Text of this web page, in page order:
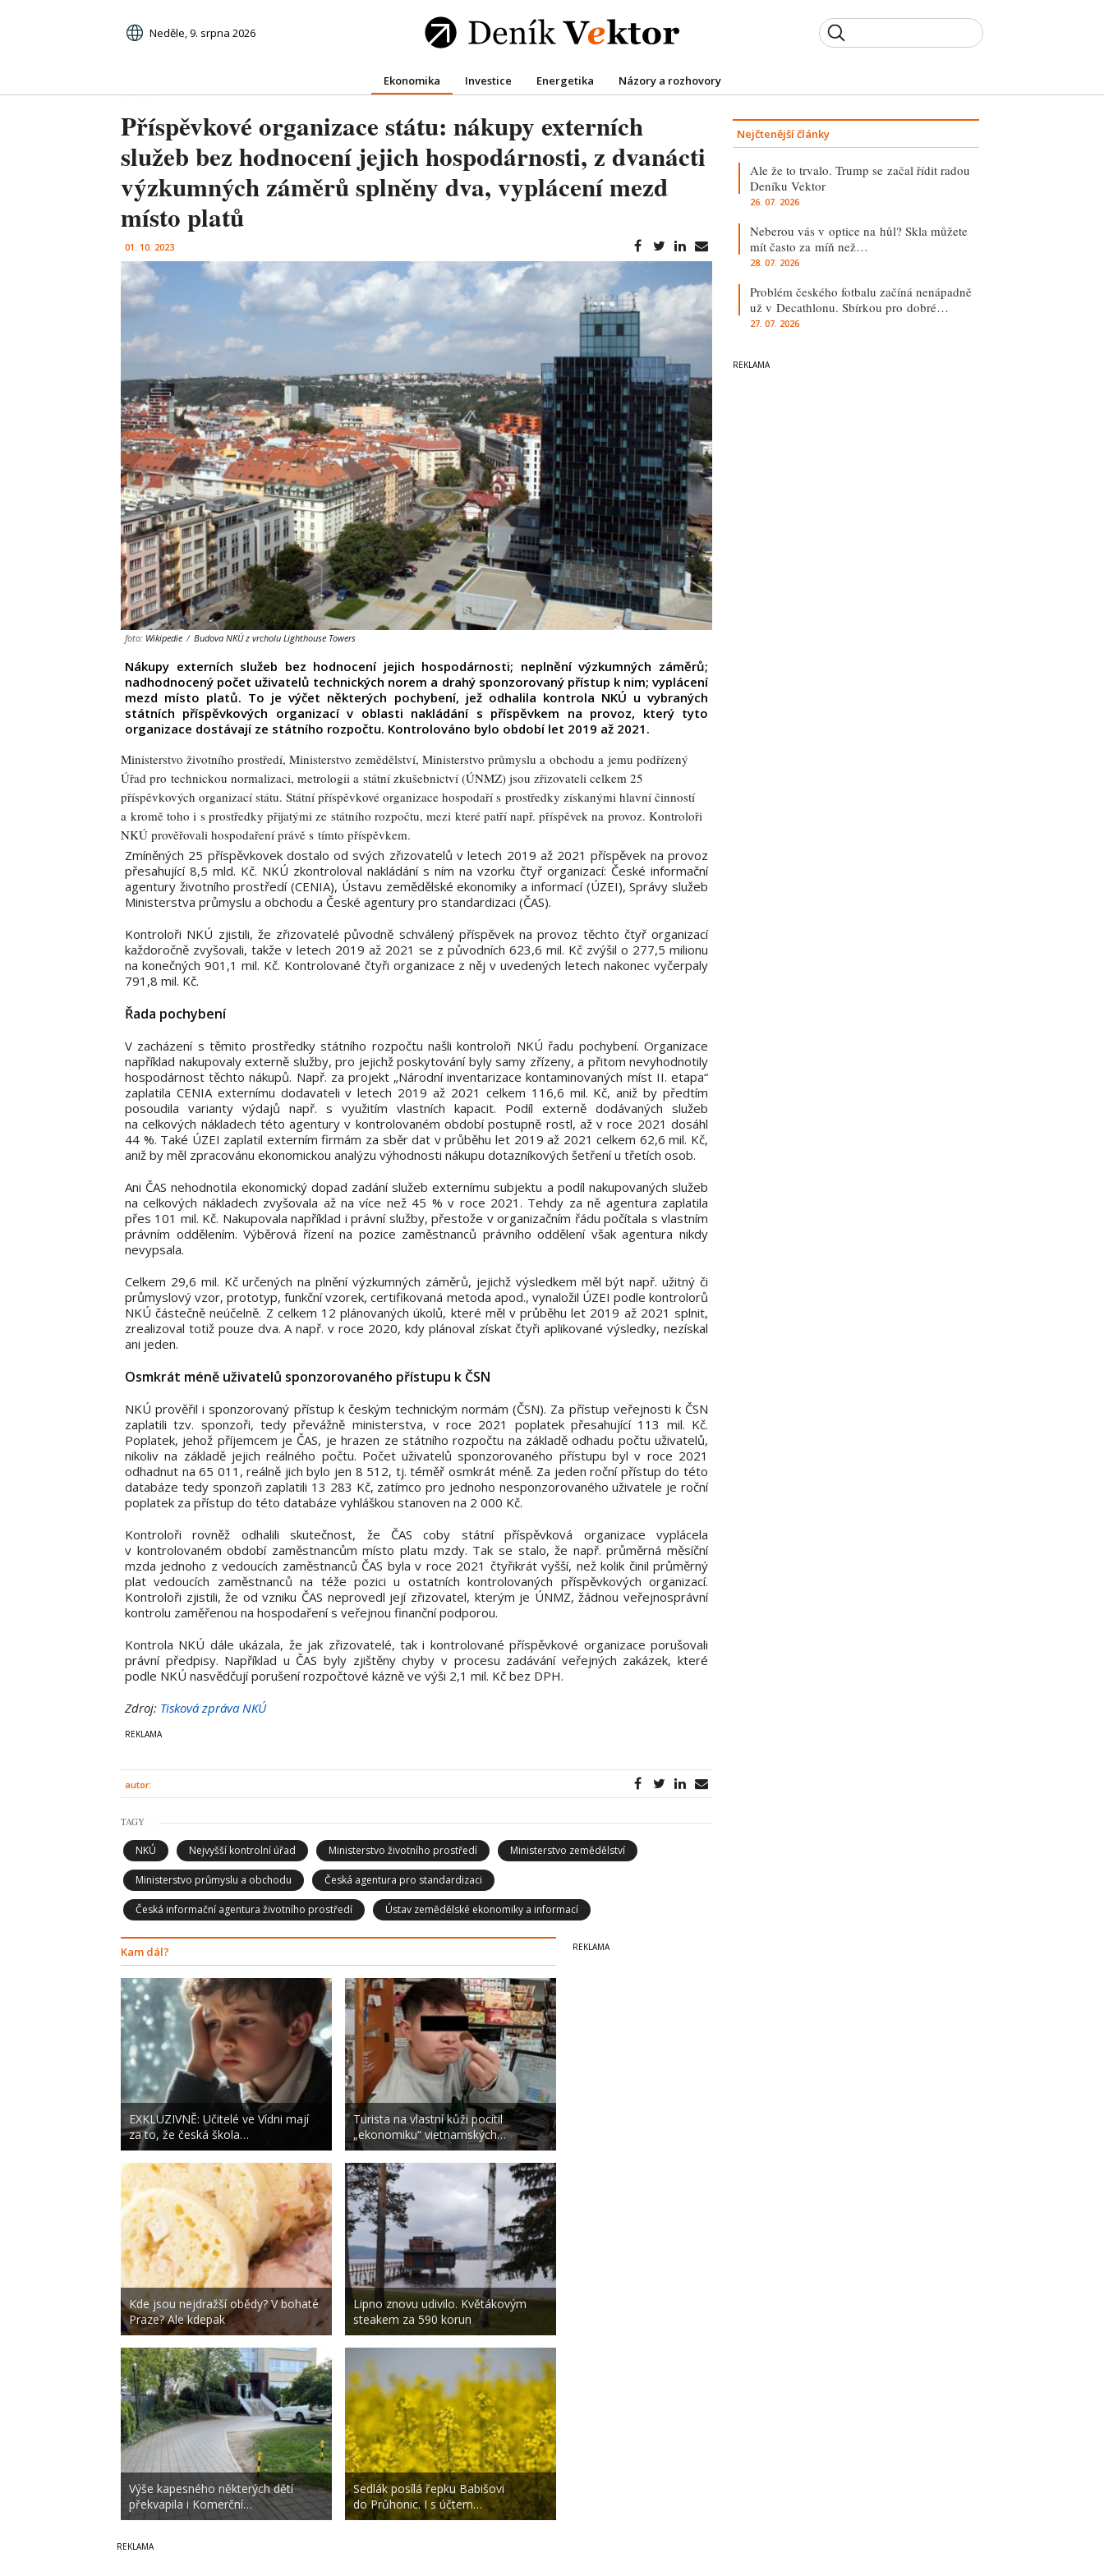
Neděle, 9. srpna 2026
Ekonomika Investice Energetika Názory a rozhovory
Příspěvkové organizace státu: nákupy externích
služeb bez hodnocení jejich hospodárnosti, z dvanácti
výzkumných záměrů splněny dva, vyplácení mezd
místo platů
01. 10. 2023
foto: Wikipedie / Budova NKÚ z vrcholu Lighthouse Towers
Nákupy externích služeb bez hodnocení jejich hospodárnosti; neplnění výzkumných záměrů;
nadhodnocený počet uživatelů technických norem a drahý sponzorovaný přístup k nim; vyplácení
mezd místo platů. To je výčet některých pochybení, jež odhalila kontrola NKÚ u vybraných
státních příspěvkových organizací v oblasti nakládání s příspěvkem na provoz, který tyto
organizace dostávají ze státního rozpočtu. Kontrolováno bylo období let 2019 až 2021.
Ministerstvo životního prostředí, Ministerstvo zemědělství, Ministerstvo průmyslu a obchodu a jemu podřízený
Úřad pro technickou normalizaci, metrologii a státní zkušebnictví (ÚNMZ) jsou zřizovateli celkem 25
příspěvkových organizací státu. Státní příspěvkové organizace hospodaří s prostředky získanými hlavní činností
a kromě toho i s prostředky přijatými ze státního rozpočtu, mezi které patří např. příspěvek na provoz. Kontroloři
NKÚ prověřovali hospodaření právě s tímto příspěvkem.
Zmíněných 25 příspěvkovek dostalo od svých zřizovatelů v letech 2019 až 2021 příspěvek na provoz
přesahující 8,5 mld. Kč. NKÚ zkontroloval nakládání s ním na vzorku čtyř organizací: České informační
agentury životního prostředí (CENIA), Ústavu zemědělské ekonomiky a informací (ÚZEI), Správy služeb
Ministerstva průmyslu a obchodu a České agentury pro standardizaci (ČAS).
Kontroloři NKÚ zjistili, že zřizovatelé původně schválený příspěvek na provoz těchto čtyř organizací
každoročně zvyšovali, takže v letech 2019 až 2021 se z původních 623,6 mil. Kč zvýšil o 277,5 milionu
na konečných 901,1 mil. Kč. Kontrolované čtyři organizace z něj v uvedených letech nakonec vyčerpaly
791,8 mil. Kč.
Řada pochybení
V zacházení s těmito prostředky státního rozpočtu našli kontroloři NKÚ řadu pochybení. Organizace
například nakupovaly externě služby, pro jejichž poskytování byly samy zřízeny, a přitom nevyhodnotily
hospodárnost těchto nákupů. Např. za projekt „Národní inventarizace kontaminovaných míst II. etapa“
zaplatila CENIA externímu dodavateli v letech 2019 až 2021 celkem 116,6 mil. Kč, aniž by předtím
posoudila varianty výdajů např. s využitím vlastních kapacit. Podíl externě dodávaných služeb
na celkových nákladech této agentury v kontrolovaném období postupně rostl, až v roce 2021 dosáhl
44 %. Také ÚZEI zaplatil externím firmám za sběr dat v průběhu let 2019 až 2021 celkem 62,6 mil. Kč,
aniž by měl zpracovánu ekonomickou analýzu výhodnosti nákupu dotazníkových šetření u třetích osob.
Ani ČAS nehodnotila ekonomický dopad zadání služeb externímu subjektu a podíl nakupovaných služeb
na celkových nákladech zvyšovala až na více než 45 % v roce 2021. Tehdy za ně agentura zaplatila
přes 101 mil. Kč. Nakupovala například i právní služby, přestože v organizačním řádu počítala s vlastním
právním oddělením. Výběrová řízení na pozice zaměstnanců právního oddělení však agentura nikdy
nevypsala.
Celkem 29,6 mil. Kč určených na plnění výzkumných záměrů, jejichž výsledkem měl být např. užitný či
průmyslový vzor, prototyp, funkční vzorek, certifikovaná metoda apod., vynaložil ÚZEI podle kontrolorů
NKÚ částečně neúčelně. Z celkem 12 plánovaných úkolů, které měl v průběhu let 2019 až 2021 splnit,
zrealizoval totiž pouze dva. A např. v roce 2020, kdy plánoval získat čtyři aplikované výsledky, nezískal
ani jeden.
Osmkrát méně uživatelů sponzorovaného přístupu k ČSN
NKÚ prověřil i sponzorovaný přístup k českým technickým normám (ČSN). Za přístup veřejnosti k ČSN
zaplatili tzv. sponzoři, tedy převážně ministerstva, v roce 2021 poplatek přesahující 113 mil. Kč.
Poplatek, jehož příjemcem je ČAS, je hrazen ze státního rozpočtu na základě odhadu počtu uživatelů,
nikoliv na základě jejich reálného počtu. Počet uživatelů sponzorovaného přístupu byl v roce 2021
odhadnut na 65 011, reálně jich bylo jen 8 512, tj. téměř osmkrát méně. Za jeden roční přístup do této
databáze tedy sponzoři zaplatili 13 283 Kč, zatímco pro jednoho nesponzorovaného uživatele je roční
poplatek za přístup do této databáze vyhláškou stanoven na 2 000 Kč.
Kontroloři rovněž odhalili skutečnost, že ČAS coby státní příspěvková organizace vyplácela
v kontrolovaném období zaměstnancům místo platu mzdy. Tak se stalo, že např. průměrná měsíční
mzda jednoho z vedoucích zaměstnanců ČAS byla v roce 2021 čtyřikrát vyšší, než kolik činil průměrný
plat vedoucích zaměstnanců na téže pozici u ostatních kontrolovaných příspěvkových organizací.
Kontroloři zjistili, že od vzniku ČAS neprovedl její zřizovatel, kterým je ÚNMZ, žádnou veřejnosprávní
kontrolu zaměřenou na hospodaření s veřejnou finanční podporou.
Kontrola NKÚ dále ukázala, že jak zřizovatelé, tak i kontrolované příspěvkové organizace porušovali
právní předpisy. Například u ČAS byly zjištěny chyby v procesu zadávání veřejných zakázek, které
podle NKÚ nasvědčují porušení rozpočtové kázně ve výši 2,1 mil. Kč bez DPH.
Zdroj: Tisková zpráva NKÚ
autor:
TAGY
NKÚ Nejvyšší kontrolní úřad Ministerstvo životního prostředí Ministerstvo zemědělství
Ministerstvo průmyslu a obchodu Česká agentura pro standardizaci
Česká informační agentura životního prostředí Ústav zemědělské ekonomiky a informací
Nejčtenější články
Ale že to trvalo. Trump se začal řídit radou
Deníku Vektor
26. 07. 2026
Neberou vás v optice na hůl? Skla můžete
mít často za míň než…
28. 07. 2026
Problém českého fotbalu začíná nenápadně
už v Decathlonu. Sbírkou pro dobré…
27. 07. 2026
Kam dál?
EXKLUZIVNĚ: Učitelé ve Vídni mají
za to, že česká škola…
Kde jsou nejdražší obědy? V bohaté
Praze? Ale kdepak
Výše kapesného některých dětí
překvapila i Komerční…
Turista na vlastní kůži pocítil
„ekonomiku“ vietnamských…
Lipno znovu udivilo. Květákovým
steakem za 590 korun
Sedlák posílá řepku Babišovi
do Průhonic. I s účtem…